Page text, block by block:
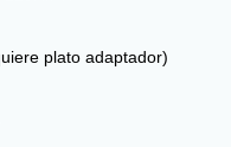
plato adaptador)